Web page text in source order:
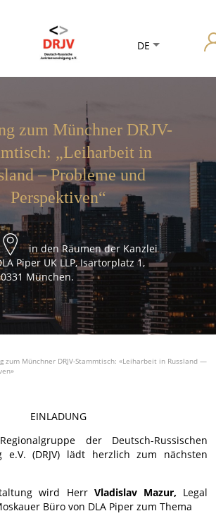
DE
zum Münchner DRJV-
„Leiharbeit in
– Probleme und
Perspektiven“
in den Räumen der Kanzlei
Piper UK LLP, Isartorplatz 1,
München.
zum Münchner DRJV-Stammtisch: «Leiharbeit in Russland —
EINLADUNG
der Deutsch-Russischen
e.V. (DRJV) lädt herzlich zum nächsten
wird Herr Vladislav Mazur, Legal
Büro von DLA Piper zum Thema